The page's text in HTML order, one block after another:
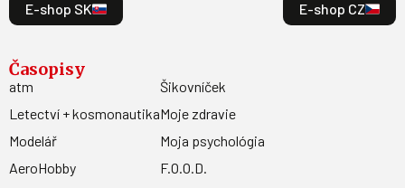
E-shop SK
E-shop CZ
Časopisy
atm
Letectví + kosmonautika
Modelář
AeroHobby
Šikovníček
Moje zdravie
Moja psychológia
F.O.O.D.